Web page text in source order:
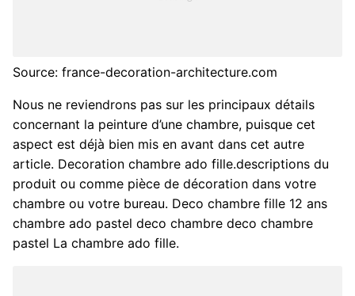
Source: france-decoration-architecture.com
Nous ne reviendrons pas sur les principaux détails
concernant la peinture d’une chambre, puisque cet
aspect est déjà bien mis en avant dans cet autre
article. Decoration chambre ado fille.descriptions du
produit ou comme pièce de décoration dans votre
chambre ou votre bureau. Deco chambre fille 12 ans
chambre ado pastel deco chambre deco chambre
pastel La chambre ado fille.